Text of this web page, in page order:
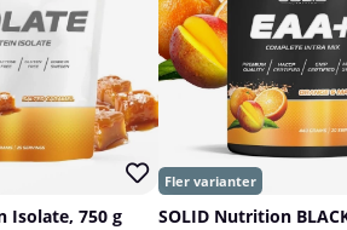
Isolate, 750 g